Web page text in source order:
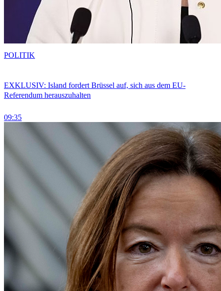
EXKLUSIV: Island fordert Brüssel auf, sich aus dem EU-
Referendum herauszuhalten
09:35
POLITIK